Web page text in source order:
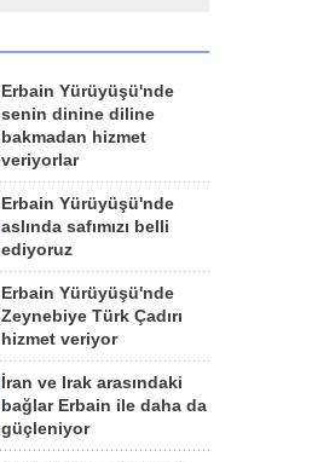
Erbain Yürüyüşü'nde
senin dinine diline
bakmadan hizmet
veriyorlar
Erbain Yürüyüşü'nde
aslında safımızı belli
ediyoruz
Erbain Yürüyüşü'nde
Zeynebiye Türk Çadırı
hizmet veriyor
İran ve Irak arasındaki
bağlar Erbain ile daha da
güçleniyor